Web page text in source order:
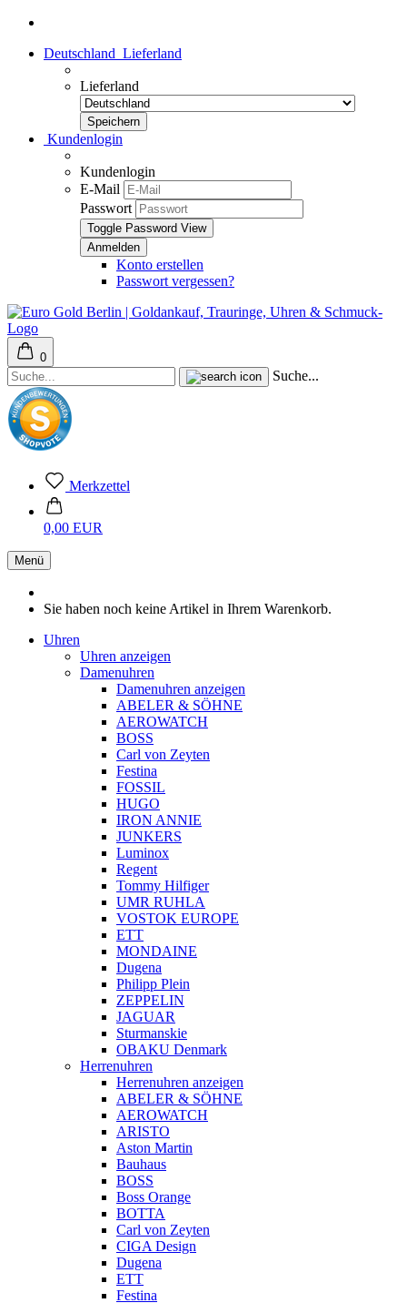
Deutschland Lieferland
Lieferland
Kundenlogin
Kundenlogin
E-Mail
Passwort
Toggle Password View
Konto erstellen
Passwort vergessen?
0
Suche...
Merkzettel
0,00 EUR
Menü
Sie haben noch keine Artikel in Ihrem Warenkorb.
Uhren
Uhren anzeigen
Damenuhren
Damenuhren anzeigen
ABELER & SÖHNE
AEROWATCH
BOSS
Carl von Zeyten
Festina
FOSSIL
HUGO
IRON ANNIE
JUNKERS
Luminox
Regent
Tommy Hilfiger
UMR RUHLA
VOSTOK EUROPE
ETT
MONDAINE
Dugena
Philipp Plein
ZEPPELIN
JAGUAR
Sturmanskie
OBAKU Denmark
Herrenuhren
Herrenuhren anzeigen
ABELER & SÖHNE
AEROWATCH
ARISTO
Aston Martin
Bauhaus
BOSS
Boss Orange
BOTTA
Carl von Zeyten
CIGA Design
Dugena
ETT
Festina